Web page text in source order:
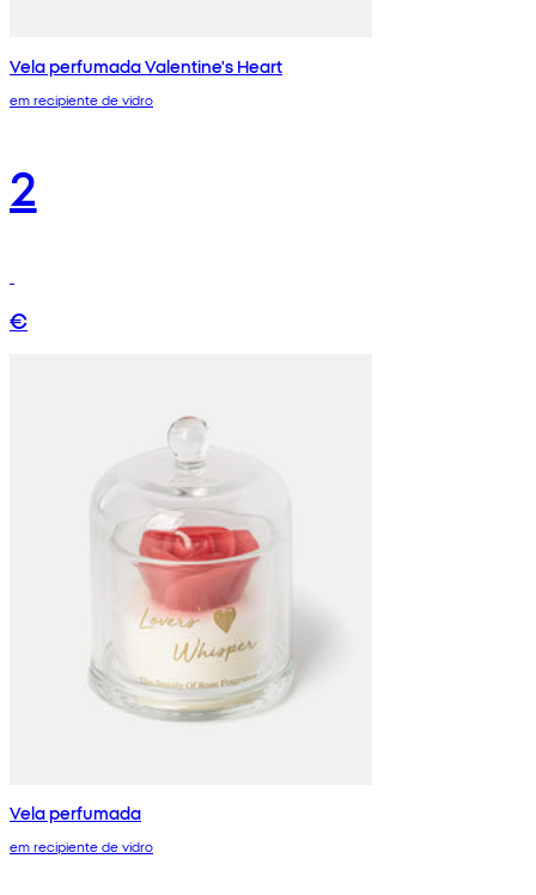
Vela perfumada Valentine's Heart
em recipiente de vidro
2
€
Vela perfumada
em recipiente de vidro